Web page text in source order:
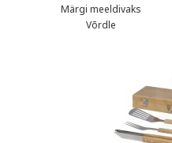
Märgi meeldivaks
Võrdle